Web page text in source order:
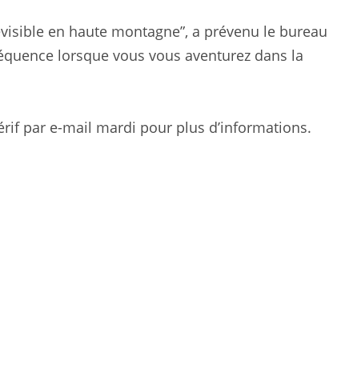
en haute montagne”, a prévenu le bureau
lorsque vous vous aventurez dans la
par e-mail mardi pour plus d’informations.